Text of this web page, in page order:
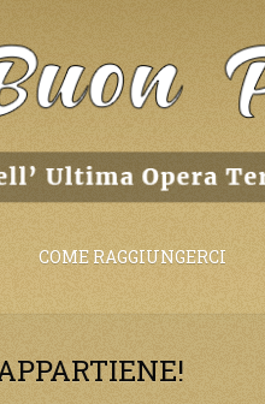
COME RAGGIUNGERCI